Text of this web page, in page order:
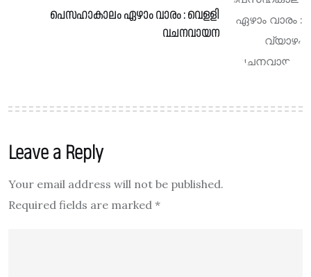
പെസഹാകാലം ഏഴാം വാരം : വെളളി
വചനവായന
Leave a Reply
Your email address will not be published.
Required fields are marked *